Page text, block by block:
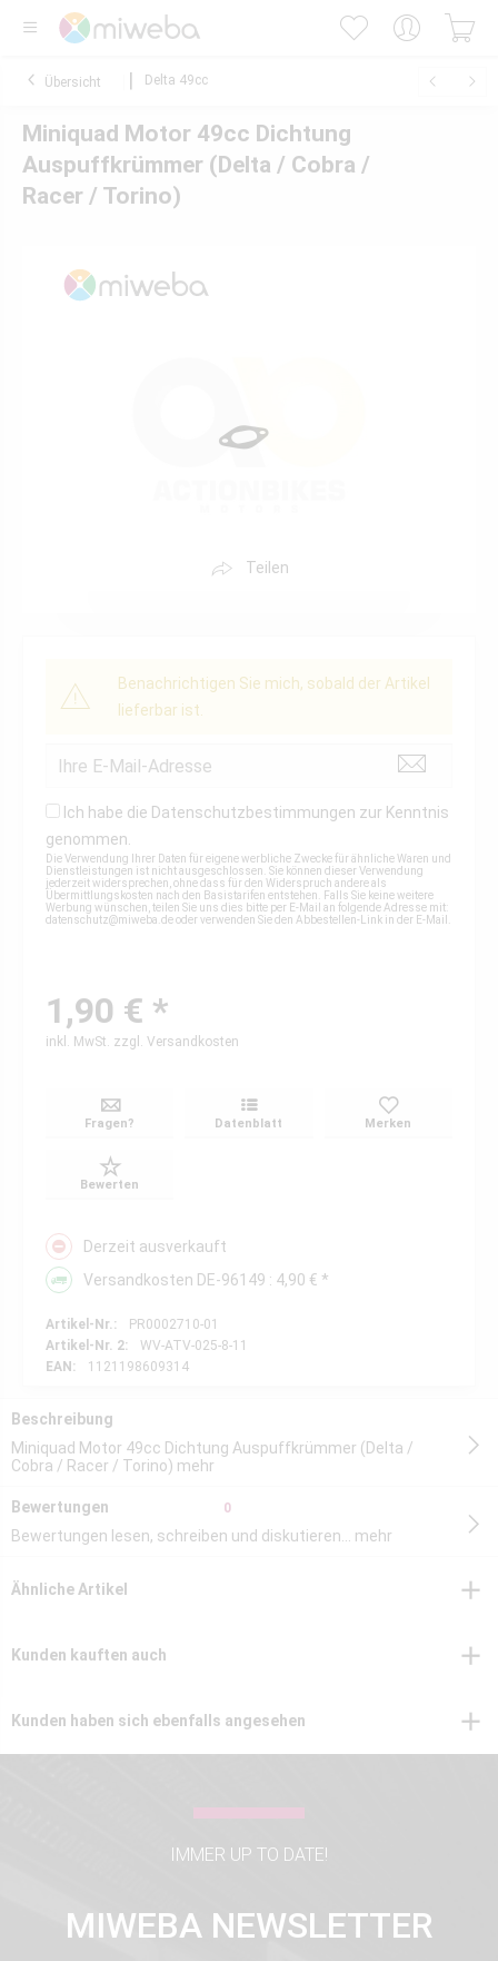
Übersicht Delta 49cc
Miniquad Motor 49cc Dichtung
Auspuffkrümmer (Delta / Cobra /
Racer / Torino)
Teilen
Benachrichtigen Sie mich, sobald der Artikel
lieferbar ist.
Ich habe die Datenschutzbestimmungen zur Kenntnis
genommen.
Die Verwendung Ihrer Daten für eigene werbliche Zwecke für ähnliche Waren und
Dienstleistungen ist nicht ausgeschlossen. Sie können dieser Verwendung
jederzeit widersprechen, ohne dass für den Widerspruch andere als
Übermittlungskosten nach den Basistarifen entstehen. Falls Sie keine weitere
Werbung wünschen, teilen Sie uns dies bitte per E-Mail an folgende Adresse mit:
datenschutz@miweba.deoder verwenden Sie den Abbestellen-Link in der E-Mail.
1,90 € *
inkl. MwSt. zzgl. Versandkosten
Fragen? Datenblatt Merken
Bewerten
Derzeit ausverkauft
Versandkosten DE-96149 : 4,90 € *
Artikel-Nr.:
PR0002710-01
Artikel-Nr. 2:
WV-ATV-025-8-11
EAN:
1121198609314
Beschreibung
Miniquad Motor 49cc Dichtung Auspuffkrümmer (Delta /
Cobra / Racer / Torino) mehr
Bewertungen 0
Bewertungen lesen, schreiben und diskutieren... mehr
Ähnliche Artikel
Kunden kauften auch
Kunden haben sich ebenfalls angesehen
IMMER UP TO DATE!
MIWEBA NEWSLETTER